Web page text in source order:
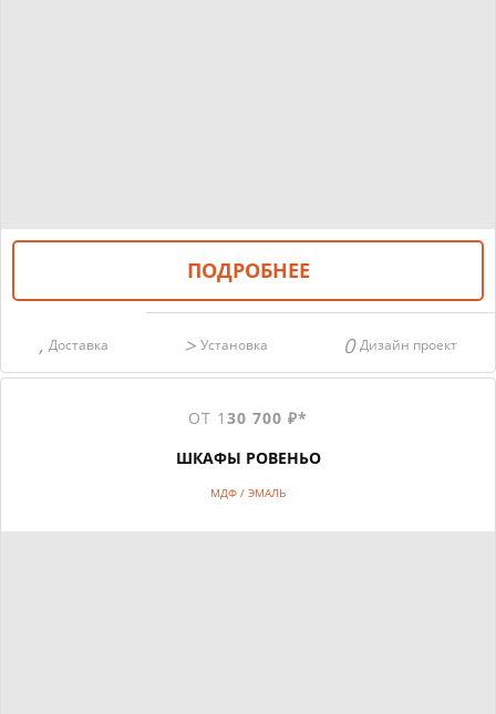
ПОДРОБНЕЕ
Доставка Установка Дизайн проект
ОТ 1 30 700 ₽*
ШКАФЫ РОВЕНЬО
МДФ / ЭМАЛЬ